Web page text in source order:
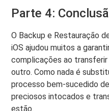
Parte 4:
O Backup e Restauração
iOS ajudou muitos a
complicações ao transferir
outro. Como nada é
processo bem-sucedido
preciosos intocados e
estão.